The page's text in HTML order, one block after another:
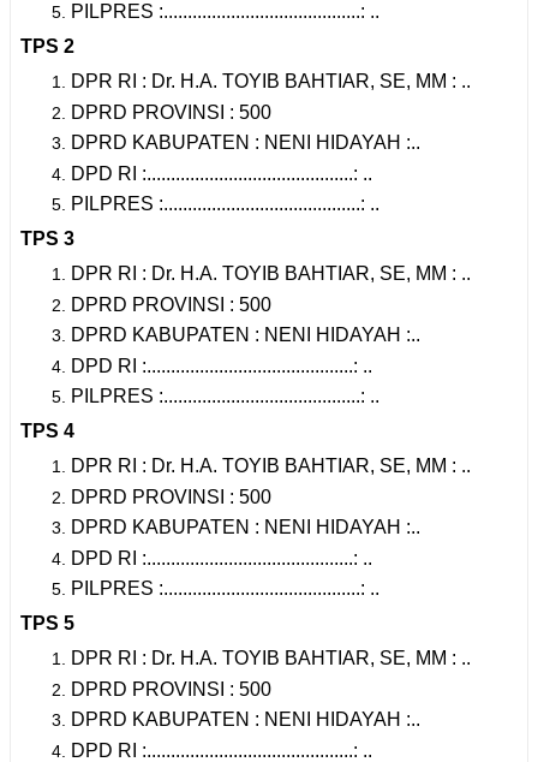
PILPRES :.........................................: ..
TPS 2
DPR RI : Dr. H.A. TOYIB BAHTIAR, SE, MM : ..
DPRD PROVINSI : 500
DPRD KABUPATEN : NENI HIDAYAH :..
DPD RI :...........................................: ..
PILPRES :.........................................: ..
TPS 3
DPR RI : Dr. H.A. TOYIB BAHTIAR, SE, MM : ..
DPRD PROVINSI : 500
DPRD KABUPATEN : NENI HIDAYAH :..
DPD RI :...........................................: ..
PILPRES :.........................................: ..
TPS 4
DPR RI : Dr. H.A. TOYIB BAHTIAR, SE, MM : ..
DPRD PROVINSI : 500
DPRD KABUPATEN : NENI HIDAYAH :..
DPD RI :...........................................: ..
PILPRES :.........................................: ..
TPS 5
DPR RI : Dr. H.A. TOYIB BAHTIAR, SE, MM : ..
DPRD PROVINSI : 500
DPRD KABUPATEN : NENI HIDAYAH :..
DPD RI :...........................................: ..